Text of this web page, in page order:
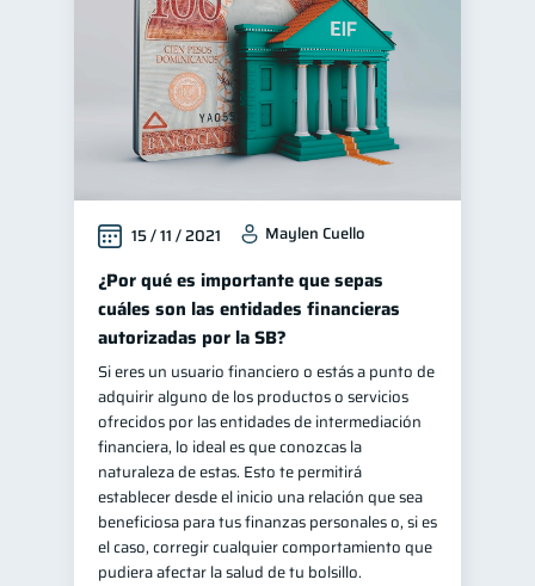
15 / 11 / 2021 Maylen Cuello
¿Por qué es importante que sepas
cuáles son las entidades financieras
autorizadas por la SB?
Si eres un usuario financiero o estás a punto de
adquirir alguno de los productos o servicios
ofrecidos por las entidades de intermediación
financiera, lo ideal es que conozcas la
naturaleza de estas. Esto te permitirá
establecer desde el inicio una relación que sea
beneficiosa para tus finanzas personales o, si es
el caso, corregir cualquier comportamiento que
pudiera afectar la salud de tu bolsillo.